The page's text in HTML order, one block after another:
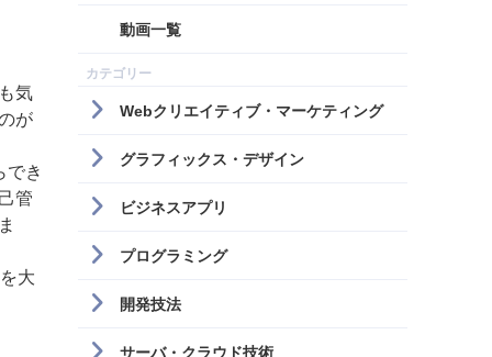
気
が
き
管
大
動画一覧
Webクリエイティブ・マーケティング
グラフィックス・デザイン
ビジネスアプリ
プログラミング
開発技法
サーバ・クラウド技術